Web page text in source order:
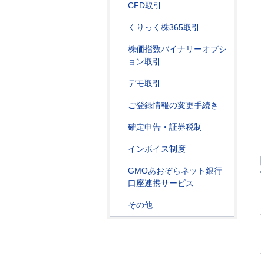
CFD取引
くりっく株365取引
株価指数バイナリーオプシ
ョン取引
デモ取引
ご登録情報の変更手続き
確定申告・証券税制
インボイス制度
GMOあおぞらネット銀行
口座連携サービス
その他